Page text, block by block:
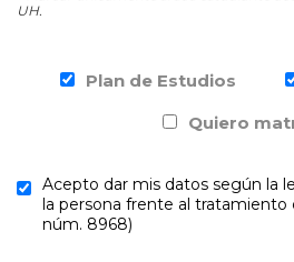
UH.
Plan de Estudios
Quiero
Acepto dar mis datos según la
la persona frente al tratamiento
núm. 8968)